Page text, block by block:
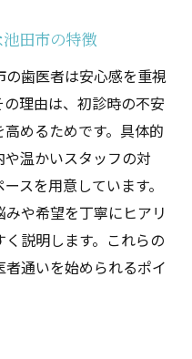
立する歯医者の魅
おもてなし体験談
不安が和らいだ実体
感じた温かい雰囲気
寧な説明と信頼感
の安心ポイントを紹
田市の特徴
歯医者は安心感を重視
理由は、初診時の不安
めるためです。具体的
温かいスタッフの対
スを用意しています。
や希望を丁寧にヒアリ
説明します。これらの
通いを始められるポイ